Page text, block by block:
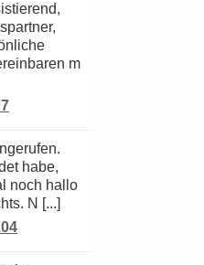
m
habe,
noch hallo
N [...]